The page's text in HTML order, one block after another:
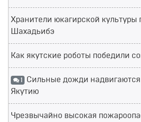
Хранители юкагирской культуры
Шахадьибэ
Как якутские роботы победили
1 Сильные дожди
Якутию
Чрезвычайно высокая